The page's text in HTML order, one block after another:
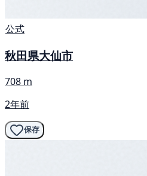
公式
秋田県大仙市
708 m
2年前
保存